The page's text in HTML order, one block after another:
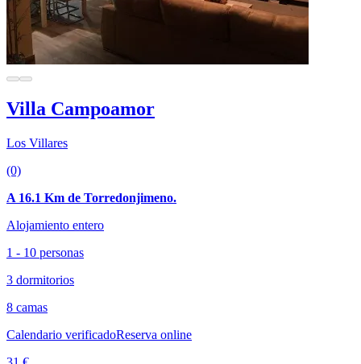
Villa Campoamor
Los Villares
(0)
A 16.1 Km de Torredonjimeno.
Alojamiento entero
1 - 10 personas
3 dormitorios
8 camas
Calendario verificadoReserva online